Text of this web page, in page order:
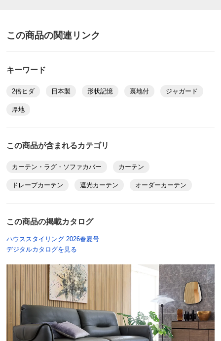
送料・送料種
商品番号
サイズ 幅71～105cm/丈・高さ141～200cm
¥52,690税込 ¥47,900 税抜
送料・送料種
別
基本配送料：¥880
※お届け先が同じであれば複数個ご購入いただいても¥880です。
この商品の関連リンク
キーワード
2倍ヒダ 日本製 形状記憶 裏地付 ジャガード
厚地
この商品が含まれるカテゴリ
カーテン・ラグ・ソファカバー カーテン
ドレープカーテン 遮光カーテン オーダーカーテン
この商品の掲載カタログ
ハウススタイリング 2026春夏号
デジタルカタログを見る